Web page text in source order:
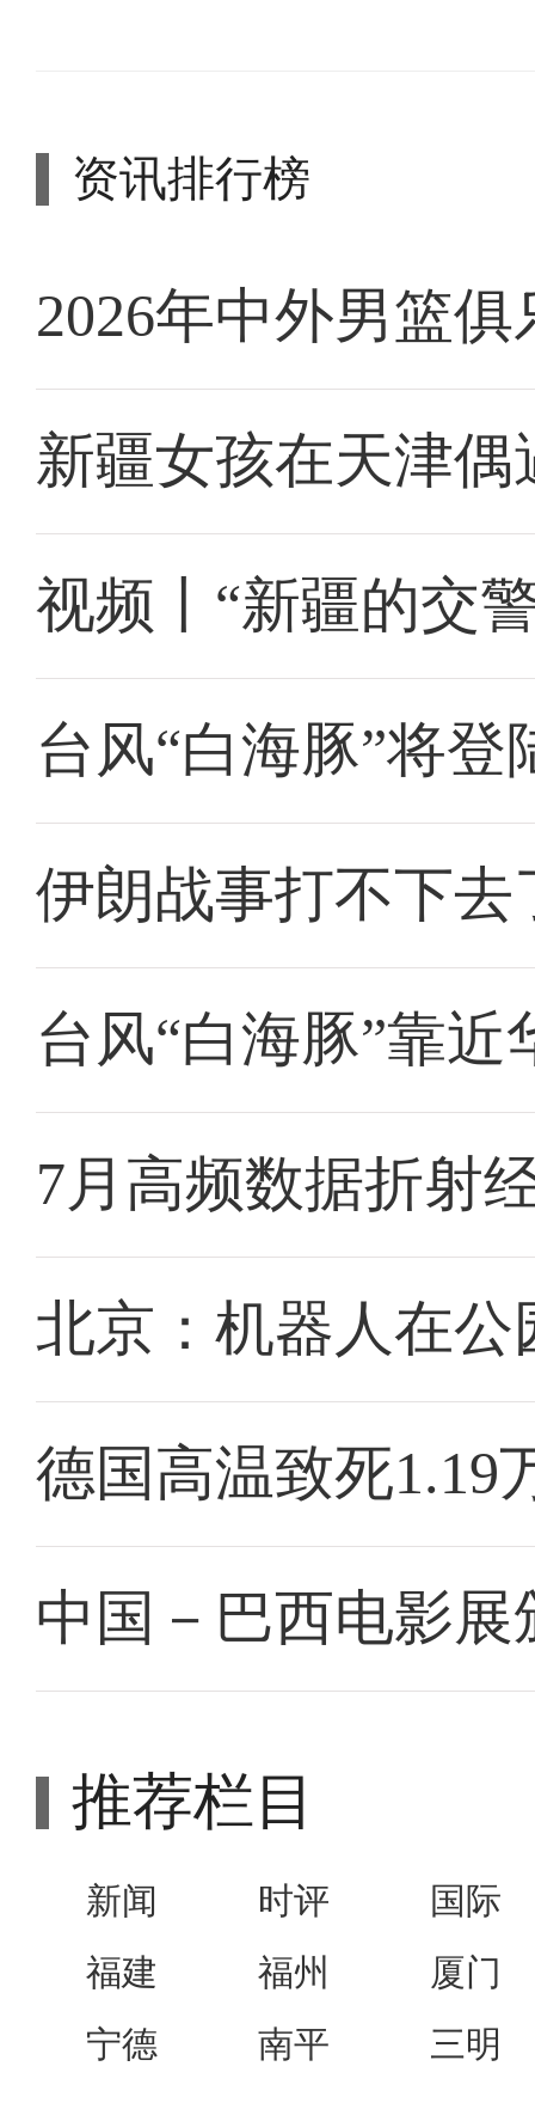
资讯排行榜
2026年中外男篮
新疆女孩在天津
视频丨“新疆的交
台风“白海豚”将
伊朗战事打不下
台风“白海豚”靠近
7月高频数据折射
北京：机器人在公
德国高温致死
中国－巴西电影
推荐栏目
新闻 时评
国际
福建
福州
厦门
宁德
南平 三明